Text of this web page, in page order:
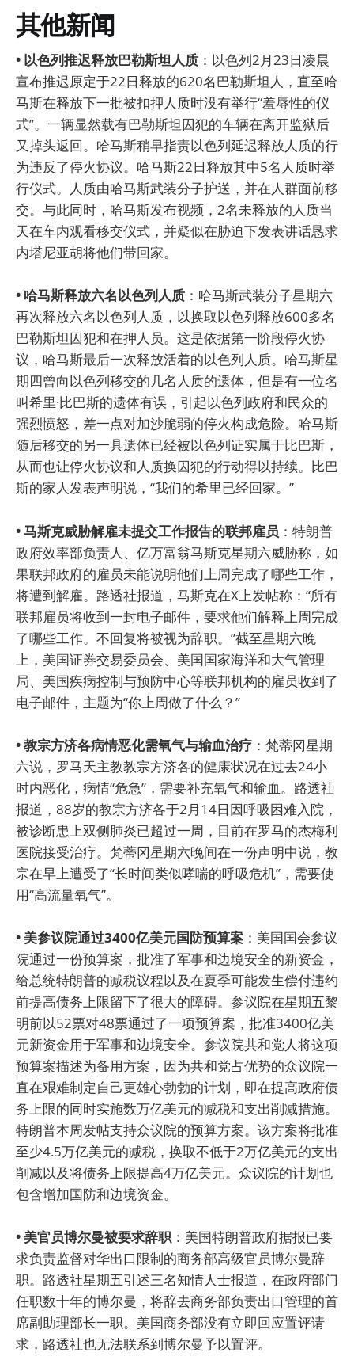
其他新闻
• 以色列推迟释放巴勒斯坦人质 ：以色列2月23日凌晨
宣布推迟原定于22日释放的620名巴勒斯坦人，直至哈
马斯在释放下一批被扣押人质时没有举行“羞辱性的仪
式”。一辆显然载有巴勒斯坦囚犯的车辆在离开监狱后
又掉头返回。哈马斯稍早指责以色列延迟释放人质的行
为违反了停火协议。哈马斯22日释放其中5名人质时举
行仪式。人质由哈马斯武装分子护送，并在人群面前移
交。与此同时，哈马斯发布视频，2名未释放的人质当
天在车内观看移交仪式，并疑似在胁迫下发表讲话恳求
内塔尼亚胡将他们带回家。
• 哈马斯释放六名以色列人质 ：哈马斯武装分子星期六
再次释放六名以色列人质，以换取以色列释放600多名
巴勒斯坦囚犯和在押人员。这是依据第一阶段停火协
议，哈马斯最后一次释放活着的以色列人质。哈马斯星
期四曾向以色列移交的几名人质的遗体，但是有一位名
叫希里·比巴斯的遗体有误，引起以色列政府和民众的
强烈愤怒，差一点对加沙脆弱的停火构成危险。哈马斯
随后移交的另一具遗体已经被以色列证实属于比巴斯，
从而也让停火协议和人质换囚犯的行动得以持续。比巴
斯的家人发表声明说，“我们的希里已经回家。”
• 马斯克威胁解雇未提交工作报告的联邦雇员 ：特朗普
政府效率部负责人、亿万富翁马斯克星期六威胁称，如
果联邦政府的雇员未能说明他们上周完成了哪些工作，
将遭到解雇。路透社报道，马斯克在X上发帖称：“所有
联邦雇员将收到一封电子邮件，要求他们解释上周完成
了哪些工作。不回复将被视为辞职。”截至星期六晚
上，美国证券交易委员会、美国国家海洋和大气管理
局、美国疾病控制与预防中心等联邦机构的雇员收到了
电子邮件，主题为“你上周做了什么？”
• 教宗方济各病情恶化需氧气与输血治疗 ：梵蒂冈星期
六说，罗马天主教教宗方济各的健康状况在过去24小
时内恶化，病情“危急”，需要补充氧气和输血。路透社
报道，88岁的教宗方济各于2月14日因呼吸困难入院，
被诊断患上双侧肺炎已超过一周，目前在罗马的杰梅利
医院接受治疗。梵蒂冈星期六晚间在一份声明中说，教
宗在早上遭受了“长时间类似哮喘的呼吸危机”，需要使
用“高流量氧气”。
• 美参议院通过3400亿美元国防预算案 ：美国国会参议
院通过一份预算案，批准了军事和边境安全的新资金，
给总统特朗普的减税议程以及在夏季可能发生偿付违约
前提高债务上限留下了很大的障碍。参议院在星期五黎
明前以52票对48票通过了一项预算案，批准3400亿美
元新资金用于军事和边境安全。参议院共和党人将这项
预算案描述为备用方案，因为共和党占优势的众议院一
直在艰难制定自己更雄心勃勃的计划，即在提高政府债
务上限的同时实施数万亿美元的减税和支出削减措施。
特朗普本周发帖支持众议院的预算方案。该方案将批准
至少4.5万亿美元的减税，换取不低于2万亿美元的支出
削减以及将债务上限提高4万亿美元。众议院的计划也
包含增加国防和边境资金。
• 美官员博尔曼被要求辞职 ：美国特朗普政府据报已要
求负责监督对华出口限制的商务部高级官员博尔曼辞
职。路透社星期五引述三名知情人士报道，在政府部门
任职数十年的博尔曼，将辞去商务部负责出口管理的首
席副助理部长一职。美国商务部没有立即回应置评请
求，路透社也无法联系到博尔曼予以置评。